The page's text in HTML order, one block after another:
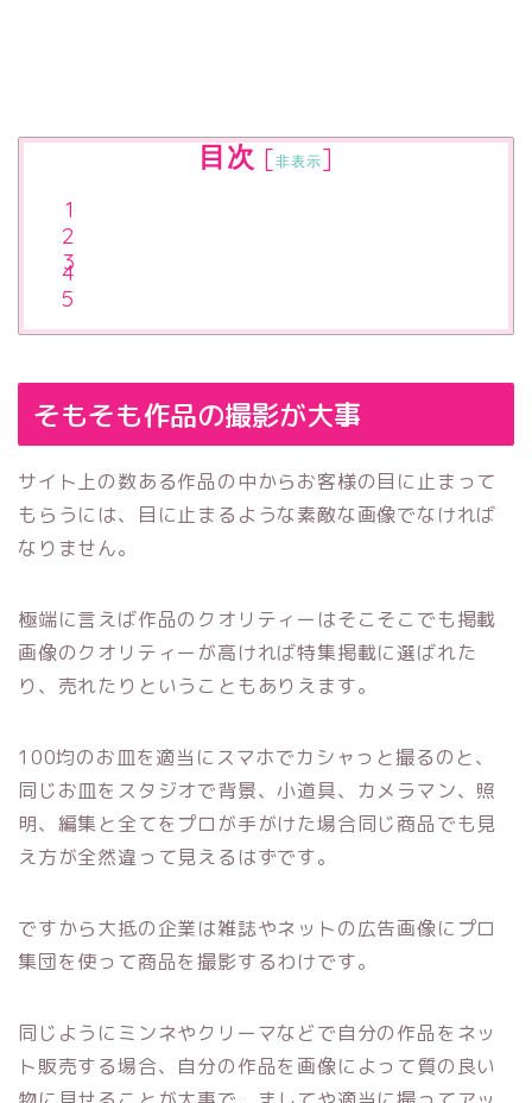
目次 [非表示]
そもそも作品の撮影が大事
サイト上の数ある作品の中からお客様の目に止まって
もらうには、目に止まるような素敵な画像でなければ
なりません。
極端に言えば作品のクオリティーはそこそこでも掲載
画像のクオリティーが高ければ特集掲載に選ばれた
り、売れたりということもありえます。
100均のお皿を適当にスマホでカシャっと撮るのと、
同じお皿をスタジオで背景、小道具、カメラマン、照
明、編集と全てをプロが手がけた場合同じ商品でも見
え方が全然違って見えるはずです。
ですから大抵の企業は雑誌やネットの広告画像にプロ
集団を使って商品を撮影するわけです。
同じようにミンネやクリーマなどで自分の作品をネッ
ト販売する場合、自分の作品を画像によって質の良い